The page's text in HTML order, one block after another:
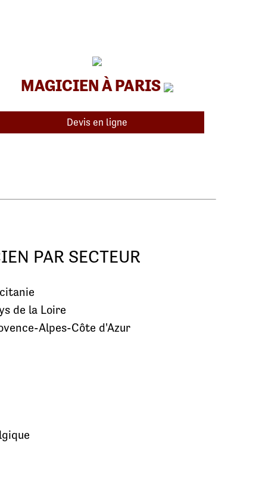
MAGICIEN À PARIS
Devis en ligne
PAR SECTEUR
de la Loire
Alpes-Côte d'Azur